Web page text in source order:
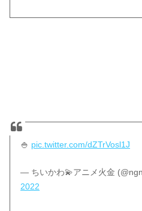
🍚 pic.twitter.com/dZTrVosl1J
— ちいかわ💫アニメ火金
2022